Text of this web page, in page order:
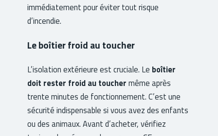
immédiatement pour éviter tout risque
d’incendie.
Le boîtier froid au toucher
L’isolation extérieure est cruciale. Le boîtier
doit rester froid au toucher même après
trente minutes de fonctionnement. C’est une
sécurité indispensable si vous avez des enfants
ou des animaux. Avant d’acheter, vérifiez